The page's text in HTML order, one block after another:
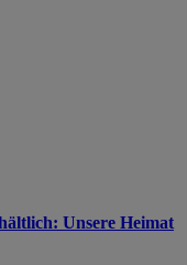
Unsere Heimat